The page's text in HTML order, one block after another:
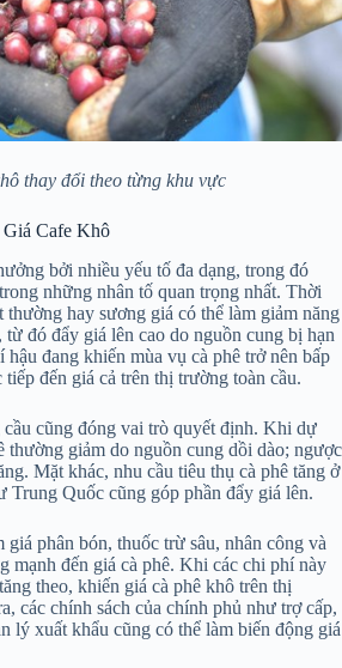
thay đổi theo từng khu vực
Cafe Khô
bởi nhiều yếu tố đa dạng, trong đó
những nhân tố quan trọng nhất. Thời
thường hay sương giá có thể làm giảm năng
từ đó đẩy giá lên cao do nguồn cung bị hạn
đang khiến mùa vụ cà phê trở nên bấp
đến giá cả trên thị trường toàn cầu.
cũng đóng vai trò quyết định. Khi dự
thường giảm do nguồn cung dồi dào; ngược
Mặt khác, nhu cầu tiêu thụ cà phê tăng ở
Trung Quốc cũng góp phần đẩy giá lên.
giá phân bón, thuốc trừ sâu, nhân công và
mạnh đến giá cà phê. Khi các chi phí này
theo, khiến giá cà phê khô trên thị
các chính sách của chính phủ như trợ cấp,
lý xuất khẩu cũng có thể làm biến động giá